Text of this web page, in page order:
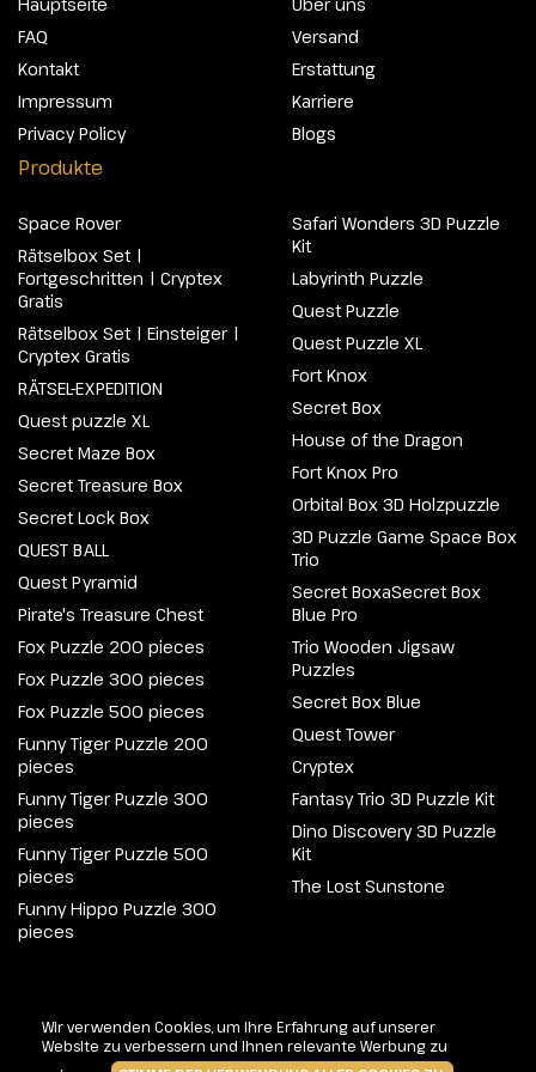
FAQ
Kontakt
Impressum
Privacy Policy
Versand
Erstattung
Karriere
Blogs
Produkte
Space Rover
Rätselbox Set |
Fortgeschritten | Cryptex
Gratis
Rätselbox Set | Einsteiger |
Cryptex Gratis
RÄTSEL-EXPEDITION
Quest puzzle XL
Secret Maze Box
Secret Treasure Box
Secret Lock Box
QUEST BALL
Quest Pyramid
Pirate's Treasure Chest
Fox Puzzle 200 pieces
Fox Puzzle 300 pieces
Fox Puzzle 500 pieces
Funny Tiger Puzzle 200
pieces
Funny Tiger Puzzle 300
pieces
Funny Tiger Puzzle 500
pieces
Funny Hippo Puzzle 300
pieces
Safari Wonders 3D Puzzle
Kit
Labyrinth Puzzle
Quest Puzzle
Quest Puzzle XL
Fort Knox
Secret Box
House of the Dragon
Fort Knox Pro
Orbital Box 3D Holzpuzzle
3D Puzzle Game Space Box
Trio
Secret BoxaSecret Box
Blue Pro
Trio Wooden Jigsaw
Puzzles
Secret Box Blue
Quest Tower
Cryptex
Fantasy Trio 3D Puzzle Kit
Dino Discovery 3D Puzzle
Kit
The Lost Sunstone
Wir verwenden Cookies, um Ihre Erfahrung auf unserer
Website zu verbessern und Ihnen relevante Werbung zu